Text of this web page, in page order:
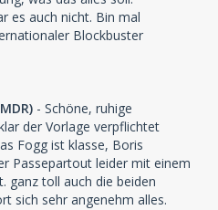
es auch nicht. Bin mal
Blockbuster
- Schöne, ruhige
der Vorlage verpflichtet
Fogg ist klasse, Boris
Passepartout leider mit einem
ganz toll auch die beiden
sich sehr angenehm alles.